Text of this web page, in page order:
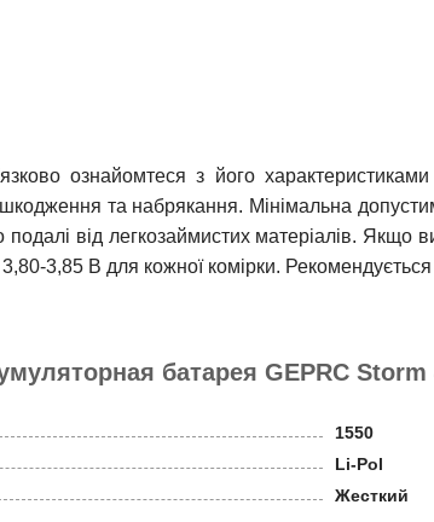
ознайомтеся з його
та набрякання. Мінімальна
від легкозаймистих матеріалів.
3,80-3,85 В для кожної комірки.
батарея GEPRC
1550
Li-Pol
Жесткий